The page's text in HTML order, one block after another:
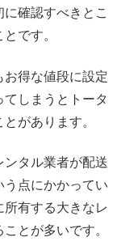
確認すべきとこ
です。
お得な値段に設定
しまうとトータ
があります。
ンタル業者が配送
う点にかかってい
有する大きなレ
とが多いです。